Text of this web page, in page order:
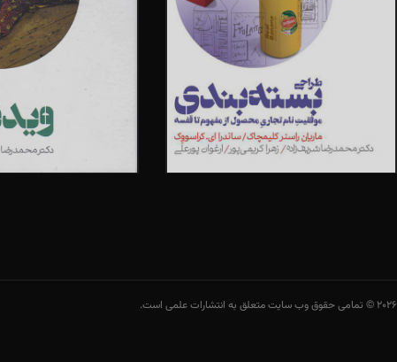
2026 © تمامی حقوق وب سایت متعلق به انتشارات علمی است.